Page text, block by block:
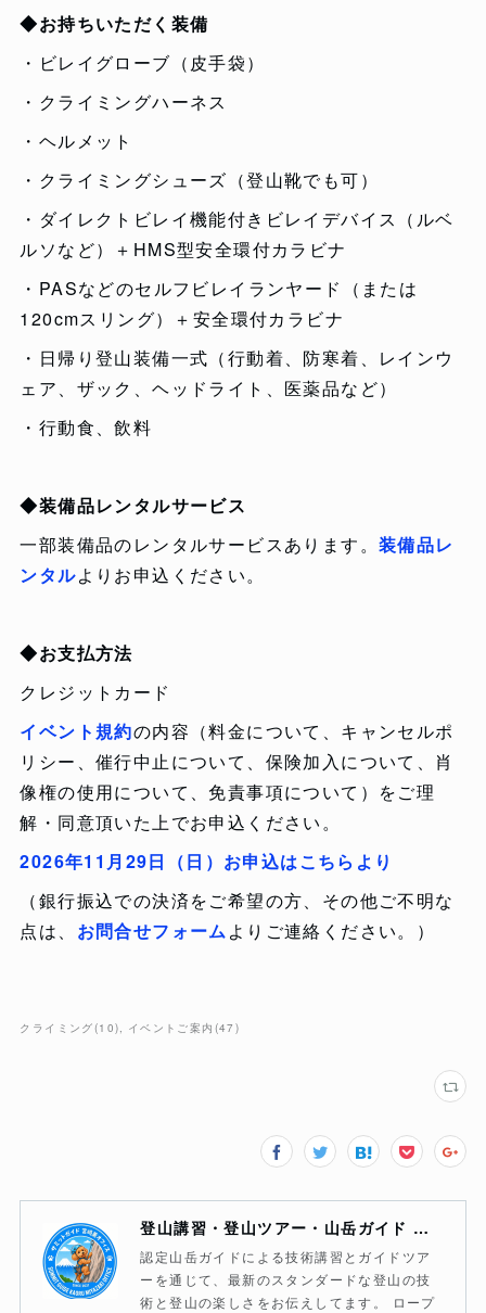
◆お持ちいただく装備
・ビレイグローブ（皮手袋）
・クライミングハーネス
・ヘルメット
・クライミングシューズ（登山靴でも可）
・ダイレクトビレイ機能付きビレイデバイス（ルベ
ルソなど）＋HMS型安全環付カラビナ
・PASなどのセルフビレイランヤード（または
120cmスリング）＋安全環付カラビナ
・日帰り登山装備一式（行動着、防寒着、レインウ
ェア、ザック、ヘッドライト、医薬品など）
・行動食、飲料
◆装備品レンタルサービス
一部装備品のレンタルサービスあります。 装備品レ
ンタルよりお申込ください。
◆お支払方法
クレジットカード
イベント規約の内容（料金について、キャンセルポ
リシー、催行中止について、保険加入について、肖
像権の使用について、免責事項について）をご理
解・同意頂いた上でお申込ください。
2026年11月29日（日）お申込はこちらより
（銀行振込での決済をご希望の方、その他ご不明な
点は、 お問合せフォームよりご連絡ください。）
クライミング(10) イベントご案内 (47 )
登山講習・登山ツアー・山岳ガイド サミットガイド宮崎薫オフィス
認定山岳ガイドによる技術講習とガイドツア
ーを通じて、最新のスタンダードな登山の技
術と登山の楽しさをお伝えしてます。 ロープ